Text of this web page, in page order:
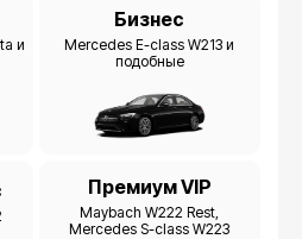
и
Бизнес
Mercedes E-class W213 и
подобные
Премиум VIP
Maybach W222 Rest,
Mercedes S-class W223